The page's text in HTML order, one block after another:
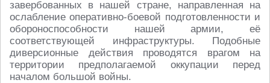
завербованных в нашей стране, направленная на
ослабление оперативно-боевой подготовленности и
обороноспособности нашей армии, её
соответствующей инфраструктуры. Подобные
диверсионные действия проводятся врагом на
территории предполагаемой оккупации перед
началом большой войны.